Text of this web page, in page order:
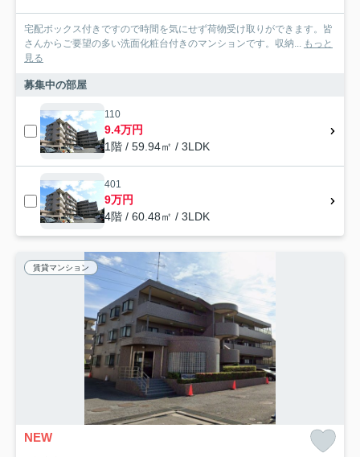
宅配ボックス付きですので時間を気にせず荷物受け取りができます。皆
さんからご要望の多い洗面化粧台付きのマンションです。収納... もっと
見る
募集中の部屋
110
9.4万円
1階 / 59.94㎡ / 3LDK
401
9万円
4階 / 60.48㎡ / 3LDK
賃貸マンション
NEW